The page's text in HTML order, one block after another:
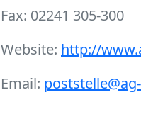
Fax: 02241 305-300
Website: http://
Email: